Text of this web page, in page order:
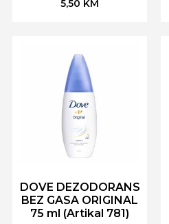
5,50 KM
DOVE DEZODORANS
BEZ GASA ORIGINAL
75 ml (Artikal 781)